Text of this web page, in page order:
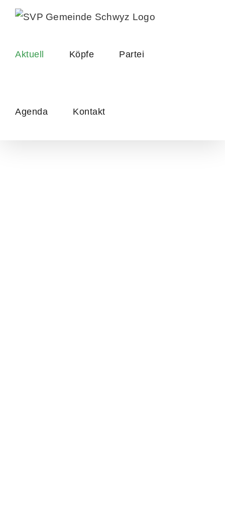
Skip
Aktuell Köpfe Partei
Agenda Kontakt